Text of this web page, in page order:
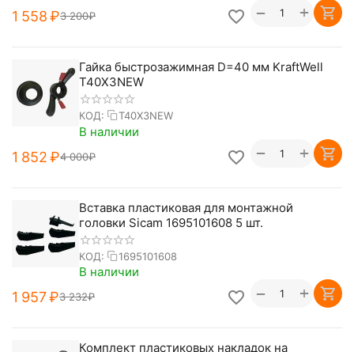
1 558 ₽3 200₽ +
−
Гайка быстрозажимная D=40 мм KraftWell
T40X3NEW
КОД: T40X3NEW
В наличии
1 852 ₽4 000₽ +
−
Вставка пластиковая для монтажной
головки Sicam 1695101608 5 шт.
КОД: 1695101608
В наличии
1 957₽3 232₽ +
−
Комплект пластиковых накладок на